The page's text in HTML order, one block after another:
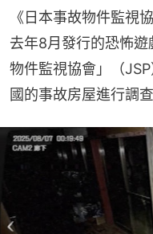
《日本事故物件監視
去年8月發行的恐怖
物件監視協會」（
國的事故房屋進行調